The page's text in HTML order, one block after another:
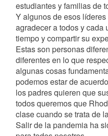
estudiantes y familias de
Y algunos de esos
agradecer a todos y cada
tiempo y compartir su
Estas son personas
diferentes en lo que
algunas cosas
podemos estar de
los padres quieren que
todos queremos que
clase cuando se trata de
Salir de la pandemia ha